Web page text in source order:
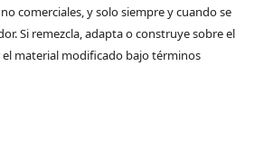
comerciales, y solo siempre y cuando se
Si remezcla, adapta o construye sobre el
el material modificado bajo términos